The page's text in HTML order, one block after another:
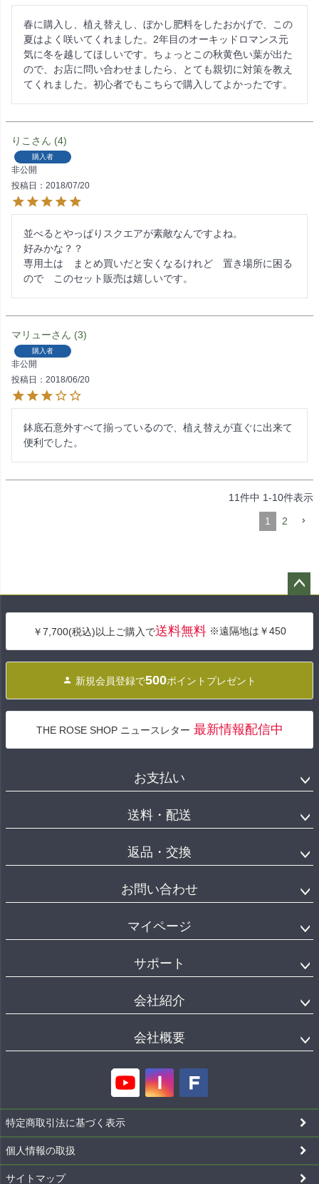
春に購入し、植え替えし、ぼかし肥料をしたおかげで、この
夏はよく咲いてくれました。2年目のオーキッドロマンス元
気に冬を越してほしいです。ちょっとこの秋黄色い葉が出た
ので、お店に問い合わせましたら、とても親切に対策を教え
てくれました。初心者でもこちらで購入してよかったです。
りこ 4
購入者
非公開
投稿日
2018/07/20
並べるとやっぱりスクエアが素敵なんですよね。
好みかな？？
専用土は　まとめ買いだと安くなるけれど　置き場所に困る
ので　このセット販売は嬉しいです。
マリュー 3
購入者
非公開
投稿日
2018/06/20
鉢底石意外すべて揃っているので、植え替えが直ぐに出来て
便利でした。
11件中 1-10件表示
1 2
へ
￥7,700(税込)以上ご購入で送料無料 ※遠隔地は￥450
新規会員登録で500ポイントプレゼント
THE ROSE SHOP ニュースレター 最新情報配信中
お支払い
送料・配送
返品・交換
お問い合わせ
マイページ
サポート
会社紹介
会社概要
特定商取引法に基づく表示
個人情報の取扱
サイトマップ